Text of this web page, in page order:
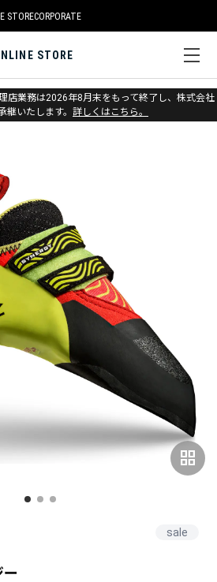
STORECORPORATE
STORE
店業務は2026年8月末をもって終了し、株式会社
継いたします。 詳しくはこちら。
イミングシューズ
grid_view
sale
ー